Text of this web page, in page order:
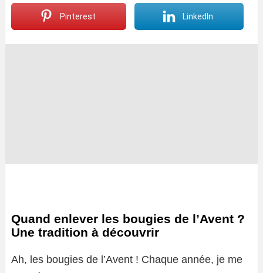
Pinterest LinkedIn
Quand enlever les bougies de l’Avent ?
Une tradition à découvrir
Ah, les bougies de l’Avent ! Chaque année, je me